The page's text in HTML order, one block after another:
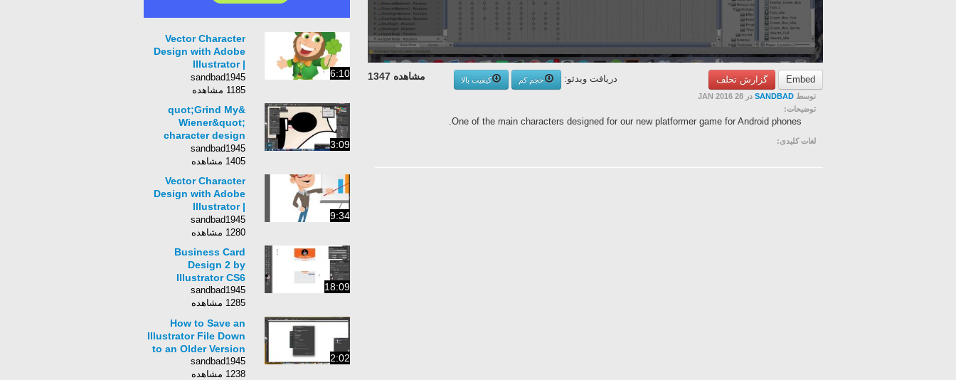
Embed گزارش تخلف مشاهده 1347 دریافت ویدئو: حجم کم
کیفیت بالا
توسط SANDBAD در 28 JAN 2016
توضیحات:
One of the main characters designed for our new platformer game for Android phones.
لغات کلیدی:
6:10
Vector Character
Design with Adobe
Illustrator |
Leprechaun
sandbad1945
1185 مشاهده
3:09
&quot;Grind My
Wiener&quot;
character design
process in Adobe
Illustrator CS6-
sandbad1945
1405 مشاهده
9:34
Vector Character
Design with Adobe
Illustrator |
Presentation Guy
sandbad1945
1280 مشاهده
18:09
Business Card
Design 2 by
Illustrator CS6
sandbad1945
1285 مشاهده
2:02
How to Save an
Illustrator File Down
to an Older Version
sandbad1945
1238 مشاهده